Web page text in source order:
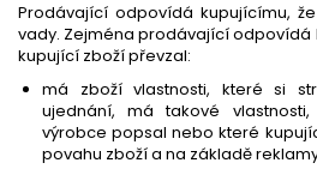
Prodávající odpovídá kupujícímu,
vady. Zejména prodávající odpovídá
kupující zboží převzal:
má zboží vlastnosti, které si
ujednání, má takové
výrobce popsal nebo které
povahu zboží a na základě